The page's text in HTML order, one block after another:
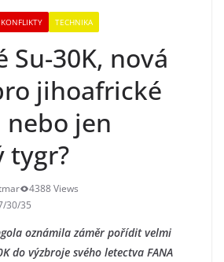
KONFLIKTY TECHNIKA
Su-30K, nová
jihoafrické
nebo jen
tygr?
4388 Views
30/35
oznámila záměr pořídit velmi
do výzbroje svého letectva FANA